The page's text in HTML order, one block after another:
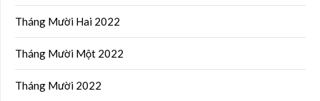
Tháng Mười Hai 2022
Tháng Mười Một 2022
Tháng Mười 2022